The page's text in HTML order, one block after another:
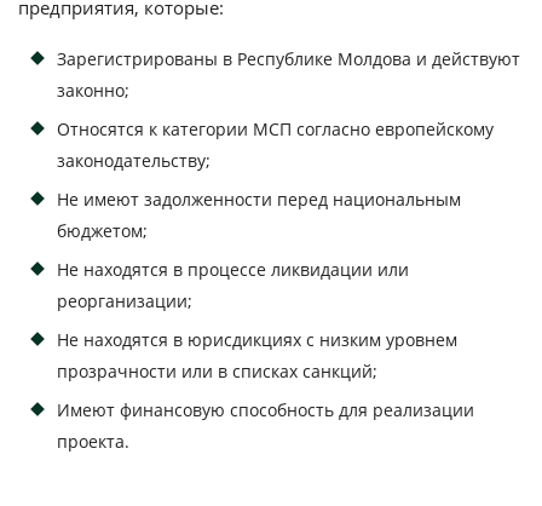
предприятия, которые:
Зарегистрированы в Республике Молдова и действуют
законно;
Относятся к категории МСП согласно европейскому
законодательству;
Не имеют задолженности перед национальным
бюджетом;
Не находятся в процессе ликвидации или
реорганизации;
Не находятся в юрисдикциях с низким уровнем
прозрачности или в списках санкций;
Имеют финансовую способность для реализации
проекта.